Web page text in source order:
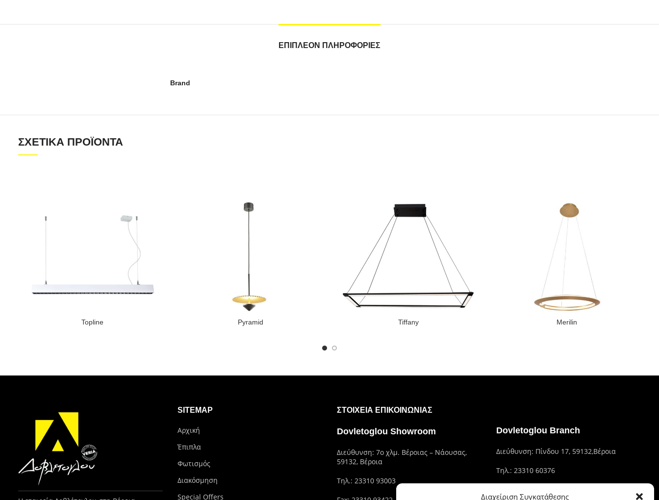
Διαχείριση Συγκατάθεσης
ΕΠΙΠΛΈΟΝ ΠΛΗΡΟΦΟΡΊΕΣ
Brand
ΣΧΕΤΙΚΆ ΠΡΟΪΌΝΤΑ
Topline Pyramid Tiffany Merilin
SITEMAP
Αρχική
Έπιπλα
Φωτισμός
Διακόσμηση
Special Offers
ΣΤΟΙΧΕΊΑ ΕΠΙΚΟΙΝΩΝΊΑΣ
Dovletoglou Showroom
Διεύθυνση: 7ο χλμ. Βέροιας – Νάουσας,
59132, Βέροια
Τηλ.: 23310 93003
Dovletoglou Branch
Διεύθυνση: Πίνδου 17, 59132,Βέροια
Τηλ.: 23310 60376